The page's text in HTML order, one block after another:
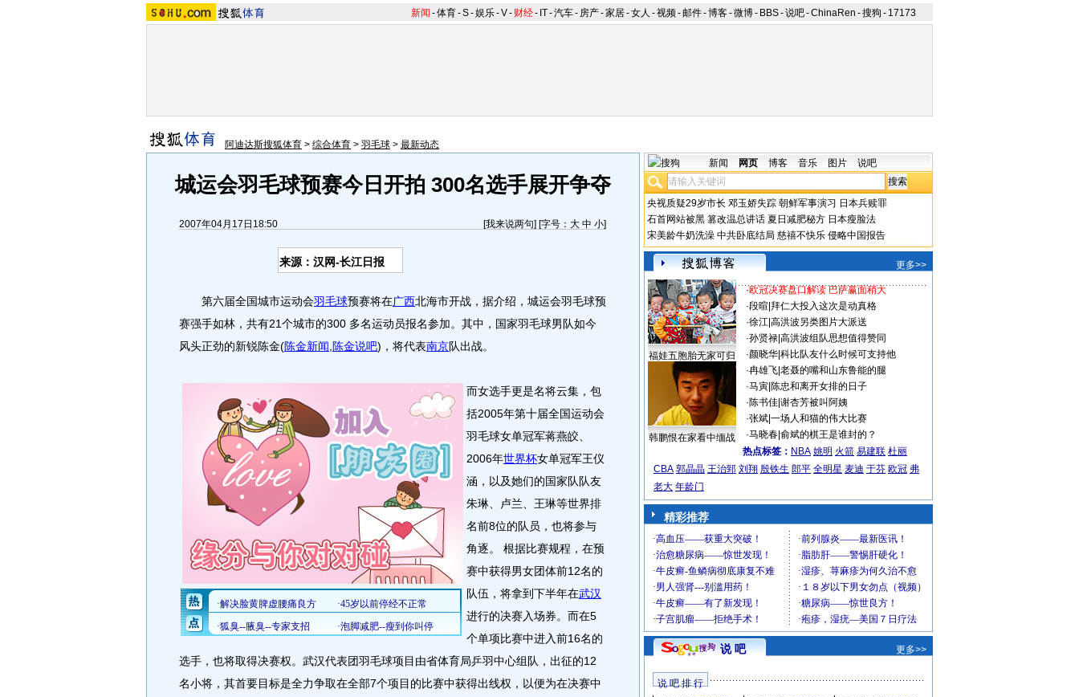
新闻 -体育-S-娱乐-V- 财经- IT-汽车- 房产-家居-女人 -视频-邮件-博客-微博- BBS-说吧-ChinaRen -搜狗 - 17173
阿迪达斯搜狐体育 > 综合体育 > 羽毛球 > 最新动态
城运会羽毛球预赛今日开拍 300名选手展开争夺
2007年04月17日18:50 [我来说两句] [字号： 大 中 小]
来源：汉网-长江日报
第六届全国城市运动会羽毛球预赛将在广西北海市开战，据介绍，城运会羽毛球预
赛强手如林，共有21个城市的300 多名运动员报名参加。其中，国家羽毛球男队如今
风头正劲的新锐陈金(陈金新闻 陈金说吧) ，将代表南京队出战。
而女选手更是名将云集，包
括2005年第十届全国运动会
羽毛球女单冠军蒋燕皎、
2006年世界杯女单冠军王仪
涵，以及她们的国家队队友
朱琳、卢兰、王琳等世界排
名前8位的队员，也将参与
角逐。 根据比赛规程，在预
赛中获得男女团体前12名的
队伍，将拿到下半年在武汉
进行的决赛入场券。而在5
个单项比赛中进入前16名的
选手，也将取得决赛权。武汉代表团羽毛球项目由省体育局乒羽中心组队，出征的12
名小将，其首要目标是全力争取在全部7个项目的比赛中获得出线权，以便为在决赛中
新闻 网页 博客 音乐 图片 说吧
央视质疑29岁市长 邓玉娇失踪 朝鲜军事演习 日本兵赎罪
石首网站被黑 篡改温总讲话 夏日减肥秘方 日本瘦脸法
宋美龄牛奶洗澡 中共卧底结局 慈禧不快乐 侵略中国报告
更多>>
福娃五胞胎无家可归
韩鹏恨在家看中缅战
·欧冠决赛盘口解读 巴萨赢面稍大
·段暄 拜仁大投入这次是动真格
·徐江| 高洪波另类图片大派送
·孙贤禄| 高洪波组队思想值得赞同
·颜晓华| 科比队友什么时候可支持他
·冉雄飞| 老聂的嘴和山东鲁能的腿
·马寅| 陈忠和离开女排的日子
·陈书佳| 谢杏芳被叫阿姨
·张斌| 一场人和猫的伟大比赛
·马晓春| 俞斌的棋王是谁封的？
热点标签： NBA 姚明 火箭 易建联 杜丽
CBA 郭晶晶 王治郅 刘翔 殷铁生 郎平 全明星 麦迪 于芬 欧冠 弗
老大 年龄门
精彩推荐
说 吧 更多>>
说 吧 排 行